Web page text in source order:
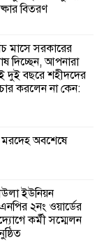
ইউনিয়ন
জনগোষ্ঠী গঠনে
ও অভিজ্ঞতা
সাথে
বিতরণ
মাসে সরকারের
দিচ্ছেন, আপনারা
দুই বছরে শহীদদের
করলেন না কেন:
মরদেহ অবশেষে
ইউনিয়ন
২নং ওয়ার্ডের
কর্মী সম্মেলন